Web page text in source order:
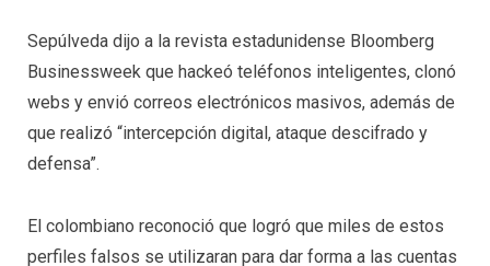
Sepúlveda dijo a la revista estadunidense Bloomberg
Businessweek que hackeó teléfonos inteligentes, clonó
webs y envió correos electrónicos masivos, además de
que realizó “intercepción digital, ataque descifrado y
defensa”.
El colombiano reconoció que logró que miles de estos
perfiles falsos se utilizaran para dar forma a las cuentas